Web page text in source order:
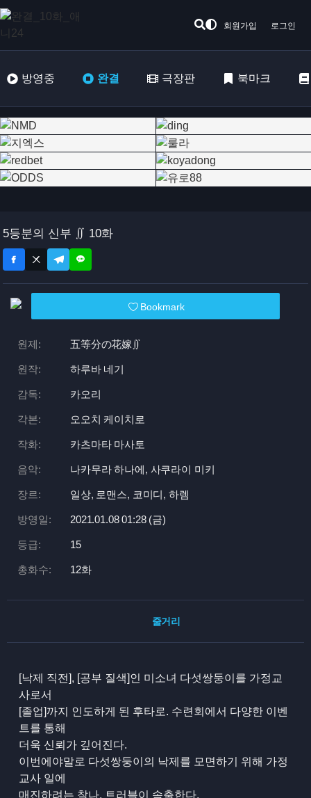
회원가입 로그인
방영중 완결 극장판 북마크
5등분의 신부 ∬ 10화
Bookmark
원제: 五等分の花嫁∬
원작: 하루바 네기
감독: 카오리
각본: 오오치 케이치로
작화: 카츠마타 마사토
음악: 나카무라 하나에, 사쿠라이 미키
장르: 일상, 로맨스, 코미디, 하렘
방영일: 2021.01.08 01:28 (금)
등급: 15
총화수: 12화
줄거리
[낙제 직전], [공부 질색]인 미소녀 다섯쌍둥이를 가정교
사로서
[졸업]까지 인도하게 된 후타로. 수련회에서 다양한 이벤
트를 통해
더욱 신뢰가 깊어진다.
이번에야말로 다섯쌍둥이의 낙제를 모면하기 위해 가정
교사 일에
매진하려는 찰나, 트러블이 속출한다.